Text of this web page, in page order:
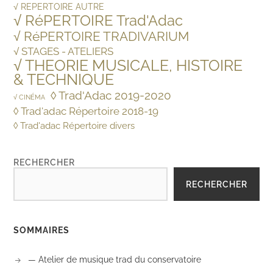
√ REPERTOIRE AUTRE
√ RéPERTOIRE Trad'Adac
√ RéPERTOIRE TRADIVARIUM
√ STAGES - ATELIERS
√ THEORIE MUSICALE, HISTOIRE
& TECHNIQUE
√ CINÉMA ◊ Trad'Adac 2019-2020
◊ Trad'adac Répertoire 2018-19
◊ Trad'adac Répertoire divers
RECHERCHER
RECHERCHER
SOMMAIRES
— Atelier de musique trad du conservatoire